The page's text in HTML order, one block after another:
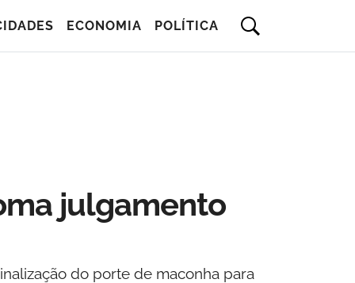
ECONOMIA POLÍTICA
julgamento
do porte de maconha para